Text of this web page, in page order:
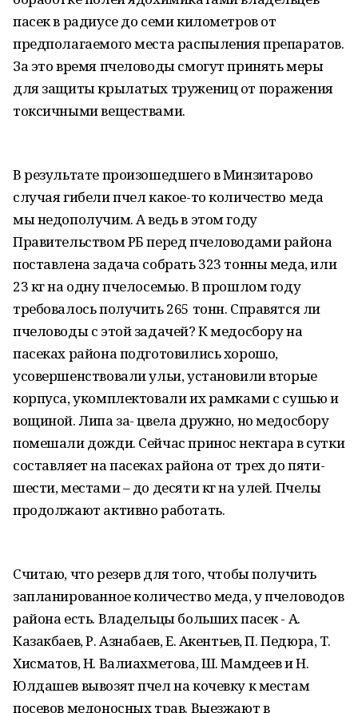
пасек в радиусе до семи километров от
предполагаемого места распыления препаратов.
За это время пчеловоды смогут принять меры
для защиты крылатых тружениц от поражения
токсичными веществами.
В результате произошедшего в Минзитарово
случая гибели пчел какое-то количество меда
мы недополучим. А ведь в этом году
Правительством РБ перед пчеловодами района
поставлена задача собрать 323 тонны меда, или
23 кг на одну пчелосемью. В прошлом году
требовалось получить 265 тонн. Справятся ли
пчеловоды с этой задачей? К медосбору на
пасеках района подготовились хорошо,
усовершенствовали ульи, установили вторые
корпуса, укомплектовали их рамками с сушью и
вощиной. Липа за- цвела дружно, но медосбору
помешали дожди. Сейчас принос нектара в сутки
составляет на пасеках района от трех до пяти-
шести, местами – до десяти кг на улей. Пчелы
продолжают активно работать.
Считаю, что резерв для того, чтобы получить
запланированное количество меда, у пчеловодов
района есть. Владельцы больших пасек - А.
Казакбаев, Р. Азнабаев, Е. Акентьев, П. Педюра, Т.
Хисматов, Н. Валиахметова, Ш. Мамдеев и Н.
Юлдашев вывозят пчел на кочевку к местам
посевов медоносных трав. Выезжают в